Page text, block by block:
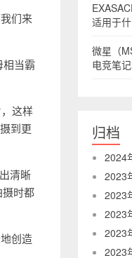
们来
相当霸
这样
到更
清晰
时都
创造
适用于
微星（
电竞笔
归档
2024
2023
2023
2023
2023
2023